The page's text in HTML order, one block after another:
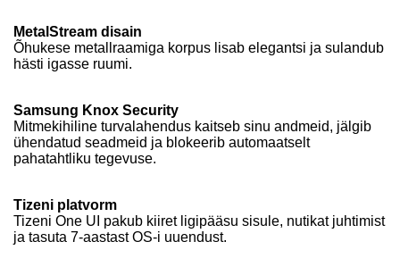
MetalStream disain
Õhukese metallraamiga korpus lisab elegantsi ja sulandub
hästi igasse ruumi.
Samsung Knox Security
Mitmekihiline turvalahendus kaitseb sinu andmeid, jälgib
ühendatud seadmeid ja blokeerib automaatselt
pahatahtliku tegevuse.
Tizeni platvorm
Tizeni One UI pakub kiiret ligipääsu sisule, nutikat juhtimist
ja tasuta 7-aastast OS-i uuendust.